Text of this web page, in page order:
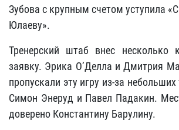
Зубова с крупным счетом уступила
Юлаеву».
Тренерский штаб внес несколько
заявку. Эрика О’Делла и Дмитрия
пропускали эту игру из-за
Симон Энеруд и Павел Падакин.
доверено Константину Барулину.